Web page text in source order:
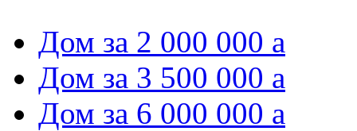
Дом за 2 000 000 a
Дом за 3 500 000 a
Дом за 6 000 000 a